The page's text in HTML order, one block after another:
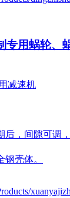
专用蜗轮、
减速机
后，间隙可调
壳体。